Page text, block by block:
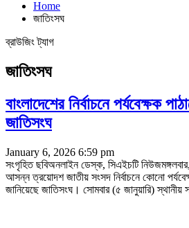
Home
জাতিংসঘ
ব্রাউজিং ট্যাগ
জাতিংসঘ
বাংলাদেশের নির্বাচনে পর্যবেক্ষক
জাতিসংঘ
January 6, 2026 6:59 pm
সংগৃহিত ছবিঅনলাইন ডেস্ক, সিএইচটি
আসন্ন ত্রয়োদশ জাতীয় সংসদ নির্বাচনে কোনো
জানিয়েছে জাতিসংঘ। সোমবার (৫ জানুয়ারি) স্থানীয়